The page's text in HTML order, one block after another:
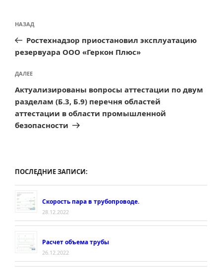
Навигация
записям
Предыдущая
запись:
НАЗАД
Ростехнадзор приостановил эксплуатацию
резервуара ООО «Геркон Плюс»
Следующая
запись
ДАЛЕЕ
Актуализированы вопросы аттестации по двум
разделам (Б.3, Б.9) перечня областей
аттестации в области промышленной
безопасности
ПОСЛЕДНИЕ ЗАПИСИ:
Скорость пара в трубопроводе.
28.12.2022
Расчет объема трубы
26.12.2022